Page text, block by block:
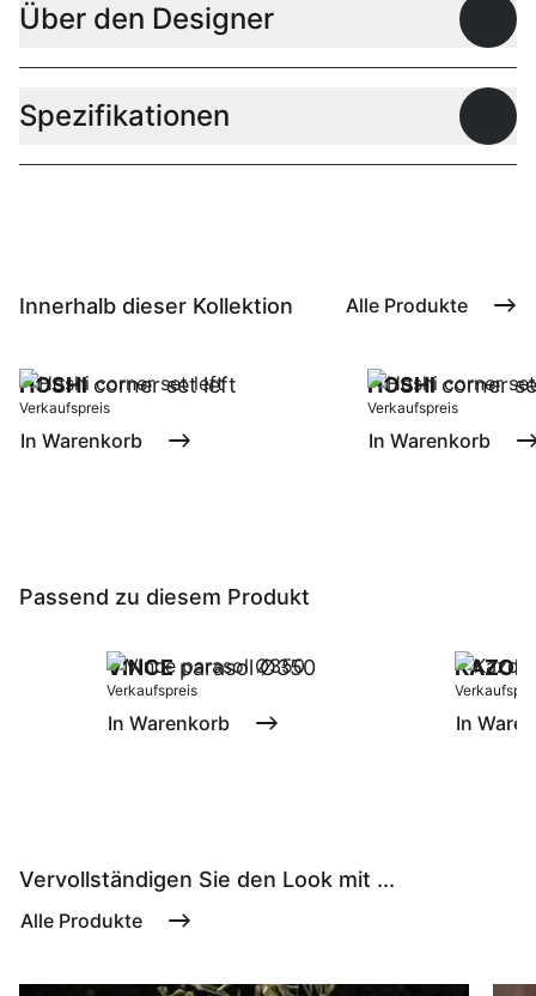
Über den Designer
Spezifikationen
Innerhalb dieser Kollektion Alle Produkte
HOSHIcorner set left
Verkaufspreis
In Warenkorb
HOSHIcorner
Verkaufspreis
In Warenkorb
Passend zu diesem Produkt
VINCEparasol Ø350
Verkaufspreis
In Warenkorb In
Vervollständigen Sie den Look mit ...
Alle Produkte